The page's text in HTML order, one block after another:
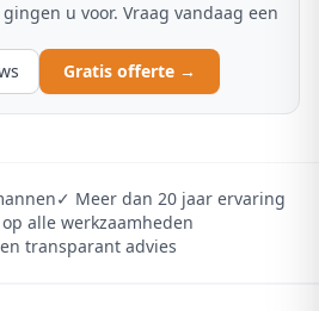
gingen u voor. Vraag vandaag een
Gratis offerte →
✓ Meer dan 20 jaar ervaring
alle werkzaamheden
transparant advies